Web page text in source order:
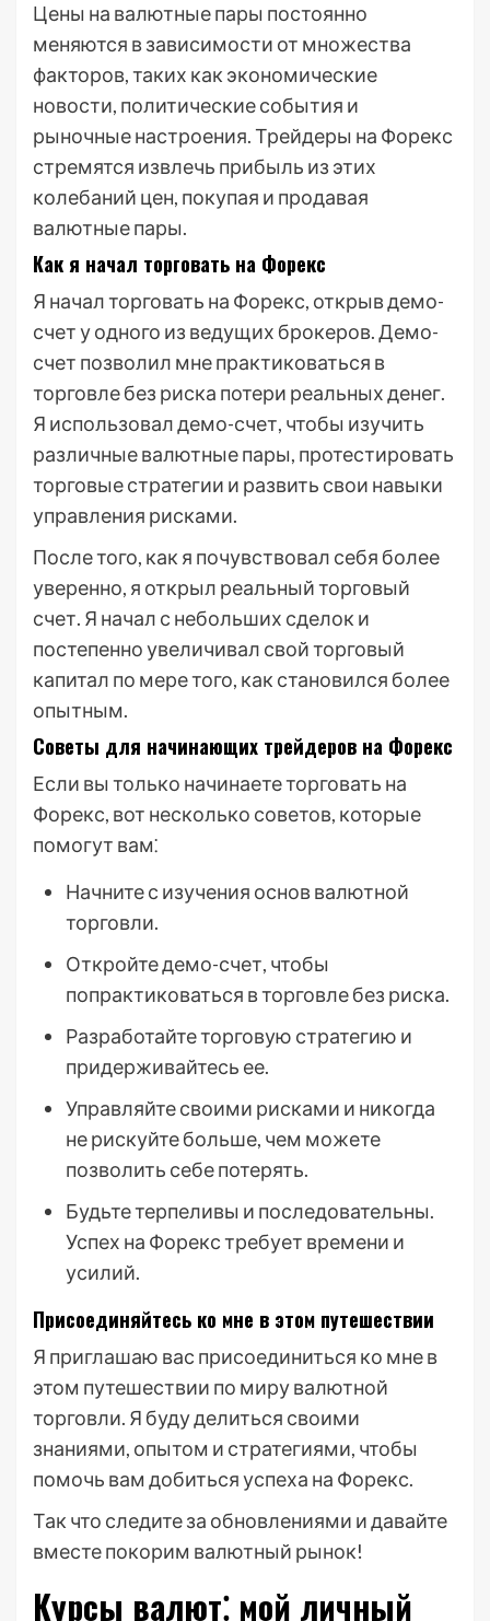
Цены на валютные пары постоянно
меняются в зависимости от множества
факторов, таких как экономические
новости, политические события и
рыночные настроения. Трейдеры на Форекс
стремятся извлечь прибыль из этих
колебаний цен, покупая и продавая
валютные пары.
Как я начал торговать на Форекс
Я начал торговать на Форекс, открыв демо-
счет у одного из ведущих брокеров. Демо-
счет позволил мне практиковаться в
торговле без риска потери реальных денег.
Я использовал демо-счет, чтобы изучить
различные валютные пары, протестировать
торговые стратегии и развить свои навыки
управления рисками.
После того, как я почувствовал себя более
уверенно, я открыл реальный торговый
счет. Я начал с небольших сделок и
постепенно увеличивал свой торговый
капитал по мере того, как становился более
опытным.
Советы для начинающих трейдеров на Форекс
Если вы только начинаете торговать на
Форекс, вот несколько советов, которые
помогут вам⁚
Начните с изучения основ валютной
торговли.
Откройте демо-счет, чтобы
попрактиковаться в торговле без риска.
Разработайте торговую стратегию и
придерживайтесь ее.
Управляйте своими рисками и никогда
не рискуйте больше, чем можете
позволить себе потерять.
Будьте терпеливы и последовательны.
Успех на Форекс требует времени и
усилий.
Присоединяйтесь ко мне в этом путешествии
Я приглашаю вас присоединиться ко мне в
этом путешествии по миру валютной
торговли. Я буду делиться своими
знаниями, опытом и стратегиями, чтобы
помочь вам добиться успеха на Форекс.
Так что следите за обновлениями и давайте
вместе покорим валютный рынок!
Курсы валют⁚ мой личный